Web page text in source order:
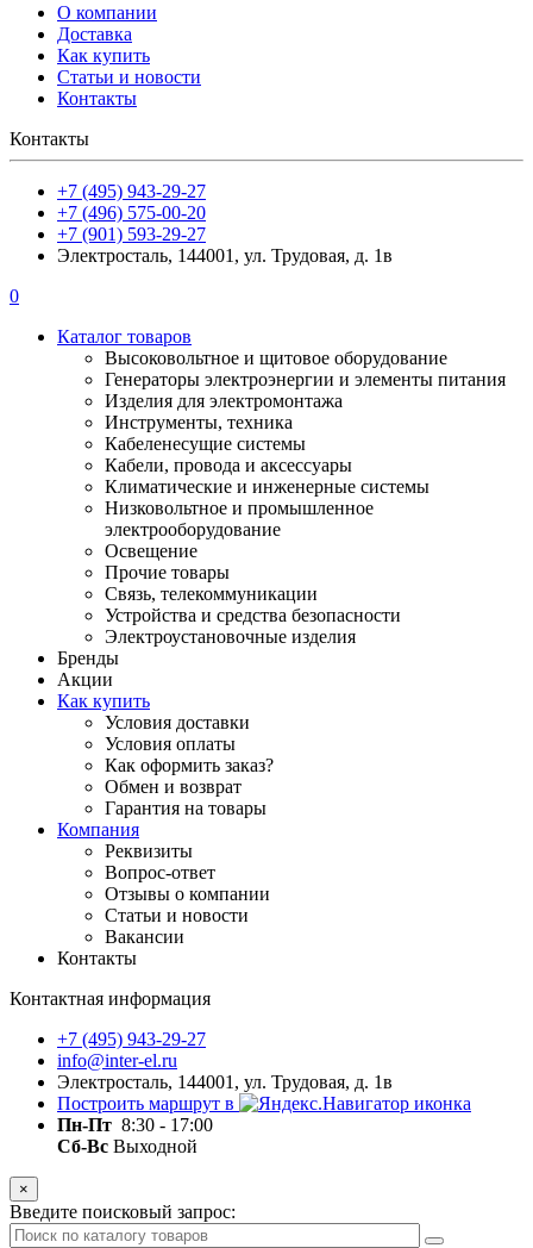
О компании
Доставка
Как купить
Статьи и новости
Контакты
Контакты
+7 (495) 943-29-27
+7 (496) 575-00-20
+7 (901) 593-29-27
Электросталь, 144001, ул. Трудовая, д. 1в
0
Каталог товаров
Высоковольтное и щитовое оборудование
Генераторы электроэнергии и элементы питания
Изделия для электромонтажа
Инструменты, техника
Кабеленесущие системы
Кабели, провода и аксессуары
Климатические и инженерные системы
Низковольтное и промышленное
электрооборудование
Освещение
Прочие товары
Связь, телекоммуникации
Устройства и средства безопасности
Электроустановочные изделия
Бренды
Акции
Как купить
Условия доставки
Условия оплаты
Как оформить заказ?
Обмен и возврат
Гарантия на товары
Компания
Реквизиты
Вопрос-ответ
Отзывы о компании
Статьи и новости
Вакансии
Контакты
Контактная информация
+7 (495) 943-29-27
info@inter-el.ru
Электросталь, 144001, ул. Трудовая, д. 1в
Построить маршрут в
Пн-Пт 8:30 - 17:00
Сб-Вс Выходной
×
Введите поисковый запрос: